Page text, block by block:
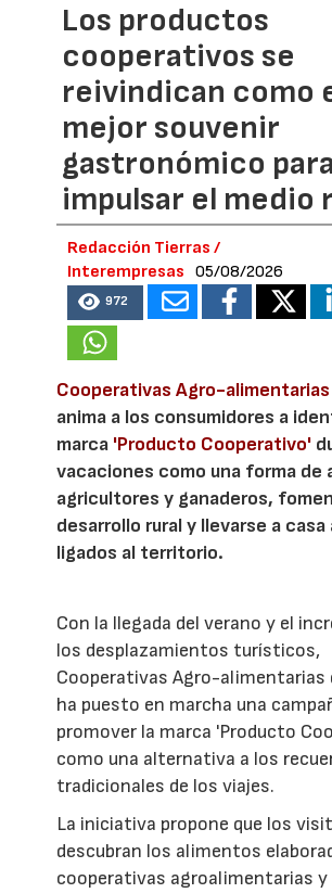
Los productos
cooperativos se
reivindican como
mejor souvenir
gastronómico para
impulsar el medio
Redacción Tierras /
Interempresas
05/08/2026
972
Cooperativas Agro-alimentarias
anima a los consumidores a
marca 'Producto Cooperativo'
vacaciones como una forma de
agricultores y ganaderos,
desarrollo rural y llevarse a
ligados al territorio.
Con la llegada del verano y el
los desplazamientos turísticos,
Cooperativas Agro-alimentarias
ha puesto en marcha una
promover la marca 'Producto
como una alternativa a los
tradicionales de los viajes.
La iniciativa propone que los
descubran los alimentos
cooperativas agroalimentarias y